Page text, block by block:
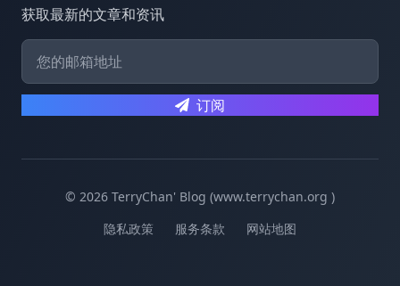
获取最新的文章和资讯
订阅
© 2026 TerryChan' Blog (www.terrychan.org )
隐私政策
服务条款 网站地图